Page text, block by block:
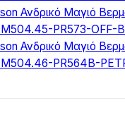
Ανδρικό Μαγιό
PR573-OFF-
Ανδρικό Μαγιό
PR564B-